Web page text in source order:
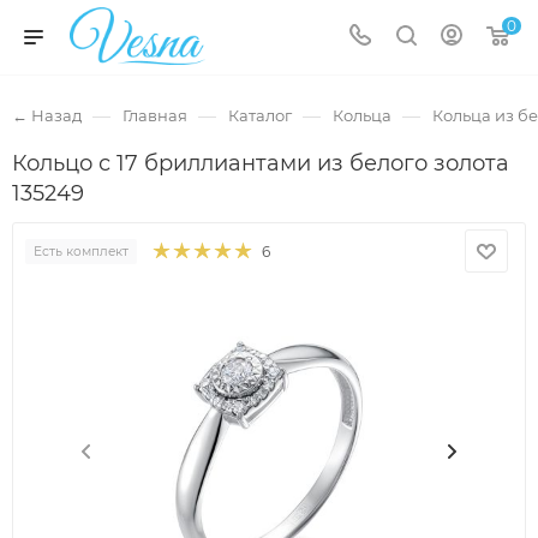
0
← Назад — Главная — Каталог — Кольца — Кольца из
Кольцо с 17 бриллиантами из белого золота
135249
Есть комплект 6